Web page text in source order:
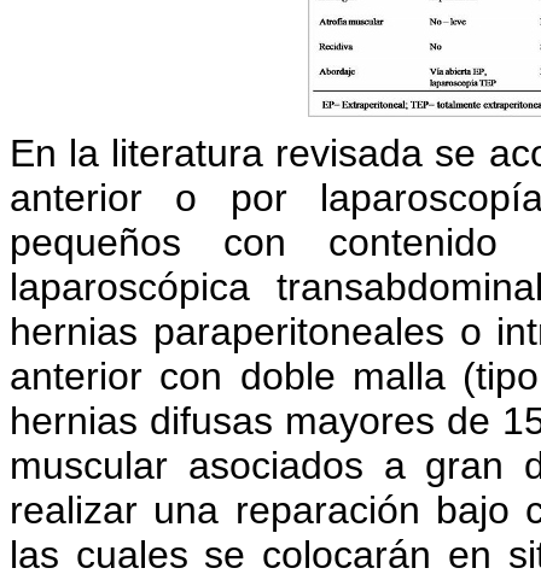
En la literatura revisada se
anterior o por
pequeños con
laparoscópica
hernias paraperitoneales o
anterior con doble malla
hernias difusas mayores de
muscular asociados a gran
realizar una reparación bajo
las cuales se colocarán en